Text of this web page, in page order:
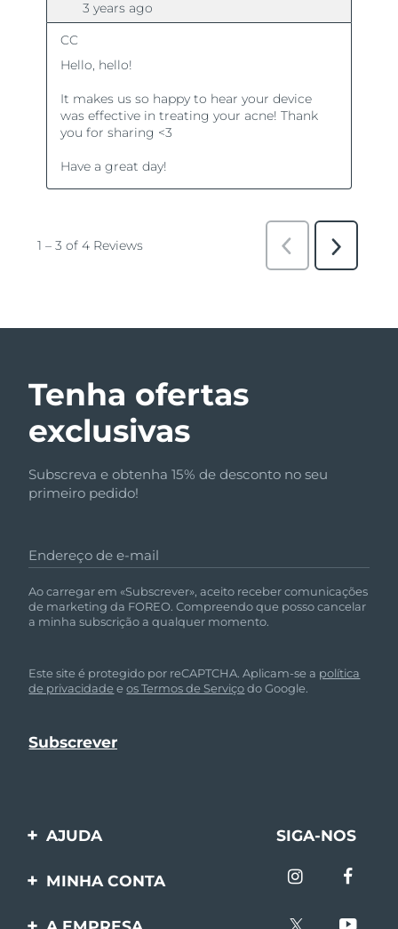
Tenha ofertas
exclusivas
Subscreva e obtenha 15% de desconto no seu
primeiro pedido!
Endereço de e-mail
Ao carregar em «Subscrever», aceito receber comunicações
de marketing da FOREO. Compreendo que posso cancelar
a minha subscrição a qualquer momento.
Este site é protegido por reCAPTCHA. Aplicam-se a política
de privacidade eos Termos de Serviçodo Google.
AJUDA
Entre em contato
SIGA-NOS
MINHA CONTA
Registro de produto